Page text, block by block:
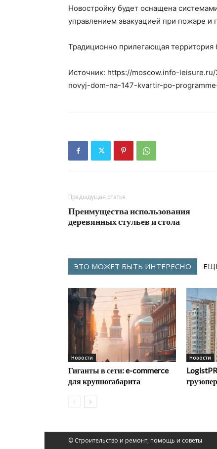
Новостройку будет оснащена
управлением эвакуацией при пожаре и
Традиционно прилегающая территория
Источник: https://moscow.info-
novyj-dom-na-147-kvartir-po-
Предыдущая статья
Преимущества использования
деревянных стульев и стола
ЭТО МОЖЕТ БЫТЬ ИНТЕРЕСНО
Новости
Гиганты в сети: e-commerce
для крупногабарита
Новости
© Строительство и ремонт, помощь и советы